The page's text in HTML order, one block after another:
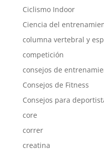
Ciclismo Indoor
Ciencia del
columna vertebral y
competición
consejos de
Consejos de Fitness
Consejos para
core
correr
creatina